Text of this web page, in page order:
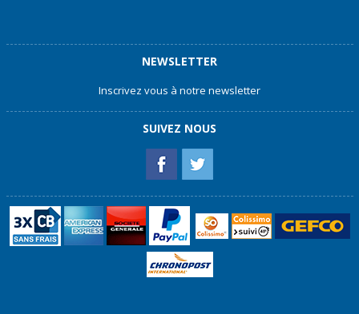
NEWSLETTER
Inscrivez vous à notre newsletter
SUIVEZ NOUS